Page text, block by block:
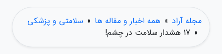
مجله آراد » همه اخبار و مقاله ها » سلامتی و پزشکی
» 17 هشدار سلامت در چشم!